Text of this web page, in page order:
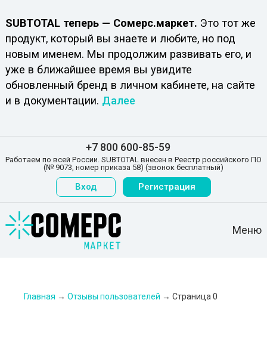
SUBTOTAL теперь — Сомерс.маркет. Это тот же
продукт, который вы знаете и любите, но под
новым именем. Мы продолжим развивать его, и
уже в ближайшее время вы увидите
обновленный бренд в личном кабинете, на сайте
и в документации. Далее
+7 800 600-85-59
Работаем по всей России. SUBTOTAL внесен в Реестр российского ПО
(№ 9073, номер приказа 58) (звонок бесплатный)
Вход Регистрация
Меню
Главная → Отзывы пользователей → Страница 0